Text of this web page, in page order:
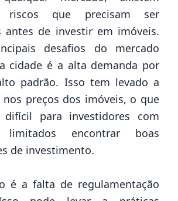
riscos que precisam ser
antes de investir em imóveis.
desafios do mercado
cidade é a alta demanda por
padrão. Isso tem levado a
preços dos imóveis, o que
para investidores com
limitados encontrar boas
de investimento.
é a falta de regulamentação